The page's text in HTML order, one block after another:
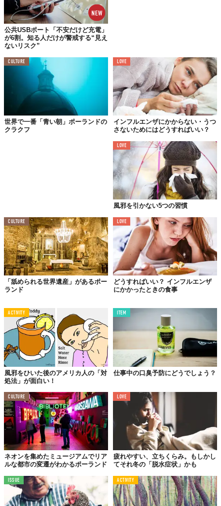
公共USBポート「不安だけど充電」
が6割。知る人だけが警戒する“見え
ないリスク”
CULTURE
世界で一番「青い朝」ポーランドの
クラクフ
LOVE
インフルエンザにかからない・うつ
さないためにはどうすればいい？
LOVE
風邪を引かない5つの習慣
CULTURE
「舐められる世界遺産」があるポー
ランド
LOVE
どうすればいい？ インフルエンザ
にかかったときの食事
ACTIVITY
風邪をひいた後のアメリカ人の「対
処法」が面白い！
ITEM
仕事中の口臭予防にどうでしょう？
CULTURE
ネオンを集めたミュージアムでリア
ルな都市の変遷がわかるポーランド
LOVE
疲れやすい、立ちくらみ。もしかし
てそれ冬の「脱水症状」かも
ISSUE ACTIVITY